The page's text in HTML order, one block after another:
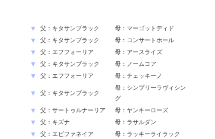
▼ 父：キタサンブラック 母：マーゴットディド
▼ 父：キタサンブラック 母：コンサートホール
▼ 父：エフフォーリア 母：アースライズ
▼ 父：キタサンブラック 母：ノームコア
▼ 父：エフフォーリア 母：チェッキーノ
▼ 父：キタサンブラック
母：シンプリーラヴィシン
グ
▼ 父：サートゥルナーリア 母：ヤンキーローズ
▼ 父：キズナ 母：ラサルダン
▼ 父：エピファネイア 母：ラッキーライラック